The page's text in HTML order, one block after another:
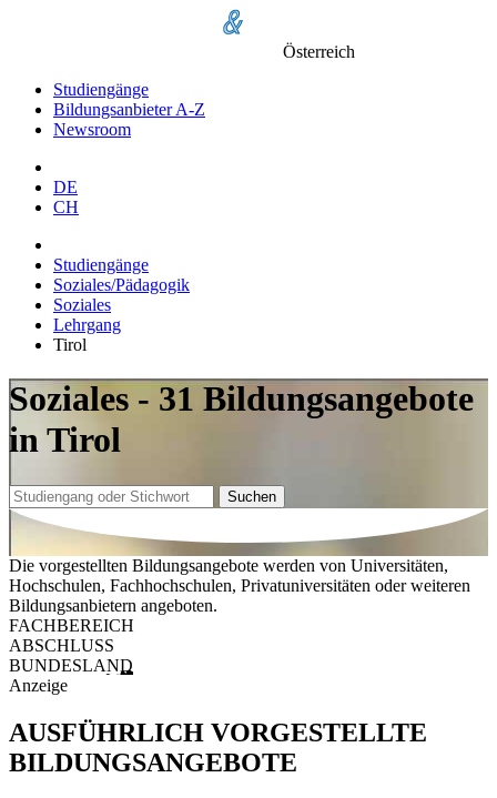
Österreich
Studiengänge
Bildungsanbieter A-Z
Newsroom
DE
CH
Studiengänge
Soziales/Pädagogik
Soziales
Lehrgang
Tirol
Soziales - 31 Bildungsangebote
in Tirol
Suchen
Die vorgestellten Bildungsangebote werden von Universitäten,
Hochschulen, Fachhochschulen, Privatuniversitäten oder weiteren
Bildungsanbietern angeboten.
FACHBEREICH
ABSCHLUSS
BUNDESLAND
Anzeige
AUSFÜHRLICH VORGESTELLTE
BILDUNGSANGEBOTE